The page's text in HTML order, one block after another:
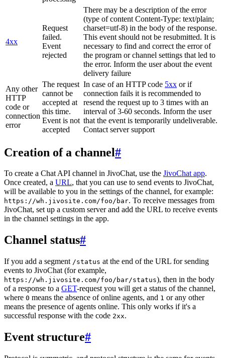
4xx
Request
failed.
Event
rejected
There may be a description of the error
(type of content Content-Type: text/plain;
charset=utf-8) in the body of the response.
This event should not be resubmitted. It is
necessary to find and correct the error of
the program or channel settings that led to
the error. Inform the user about the event
delivery failure
Any other
HTTP
code or
connection
error
The request
cannot be
accepted at
this time.
Event is not
accepted
In case of an HTTP code 5xx or if
connection fails it is recommended to
resend the request up to 3 times with an
interval of 3-60 seconds. Inform the user
that the event is temporarily undeliverable.
Contact server support
Creation of a channel#
To create a Chat API channel in JivoChat, use the JivoChat app.
Once created, a URL, that you can use to send events to JivoChat,
will be available to you in the settings of the channel, for example:
https://wh.jivosite.com/foo/bar. To receive messages from
JivoChat, set up a custom server and add the URL to receive events
in the channel settings in the app.
Channel status#
If you add a segment /status at the end of the URL for sending
events to JivoChat (for example,
https://wh.jivosite.com/foo/bar/status), then in the body
of a response to a GET-request you will get a status of the channel,
where 0 means the absence of online agents, and 1 or any other
means the presence of agents online. This only works if it's a
successful response with the code 2xx.
Event structure#